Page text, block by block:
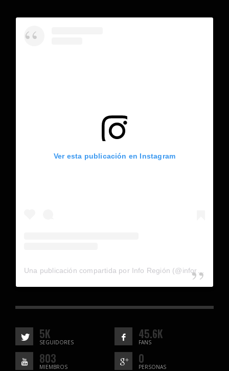
Ver esta publicación en Instagram
5K
SEGUIDORES
45.6K
FANS
803
MIEMBROS
0
PERSONAS